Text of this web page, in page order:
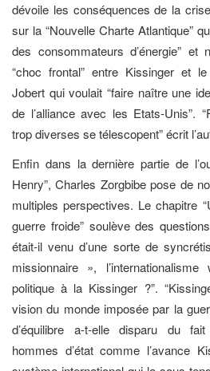
dévoile les conséquences de la
sur la “Nouvelle Charte Atlantique”
des consommateurs d’énergie” et
“choc frontal” entre Kissinger et
Jobert qui voulait “faire naître une
de l’alliance avec les Etats-Unis”.
trop diverses se télescopent” écrit
Enfin dans la dernière partie de
Henry”, Charles Zorgbibe pose de
multiples perspectives. Le chapitre
guerre froide” soulève des
était-il venu d’une sorte de
missionnaire »,
politique à la Kissinger ?”.
vision du monde imposée par la
d’équilibre a-t-elle disparu du
hommes d’état comme l’avance